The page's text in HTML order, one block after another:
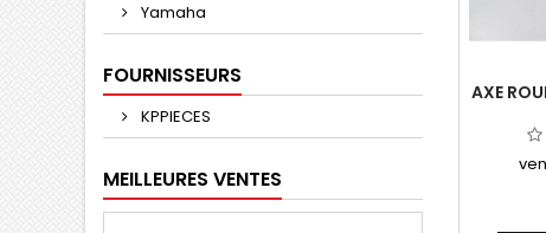
Yamaha
FOURNISSEURS
KPPIECES
MEILLEURES VENTES
AXE